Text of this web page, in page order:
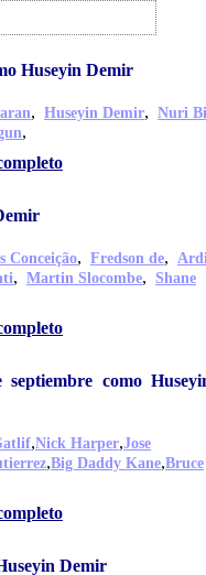
Huseyin Demir
, Huseyin Demir, Nuri
,
Conceição, Fredson de,
, Martin Slocombe, Shane
como
,Nick Harper,Jose
,Big Daddy Kane,Bruce
Demir